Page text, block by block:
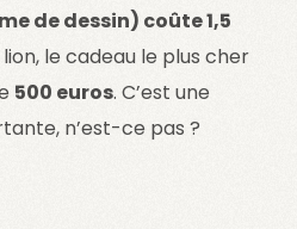
de dessin) coûte 1,5
le cadeau le plus cher
500 euros. C’est une
n’est-ce pas ?